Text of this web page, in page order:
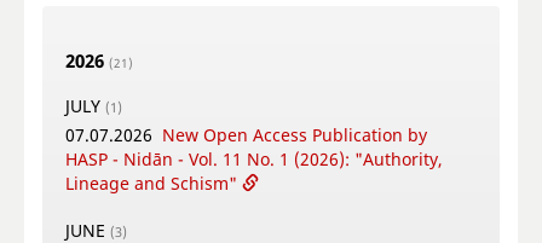
2026 (21)
JULY (1)
07.07.2026 New Open Access Publication by
HASP - Nidān - Vol. 11 No. 1 (2026): "Authority,
Lineage and Schism"
JUNE (3)